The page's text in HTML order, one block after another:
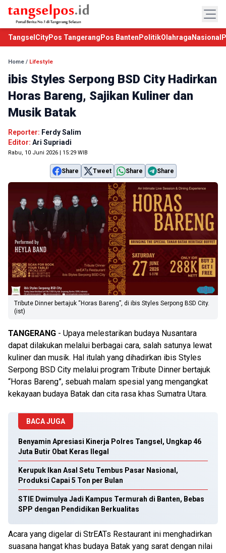
TangselCityPos Tangerang Pos Banten PolitikOlahraga Nasional
Home / Lifestyle
ibis Styles Serpong BSD City Hadirkan
Horas Bareng, Sajikan Kuliner dan
Musik Batak
Reporter: Ferdy Salim
Editor: Ari Supriadi
Rabu, 10 Juni 2026 | 15:29 WIB
Share Tweet Share Share
Tribute Dinner bertajuk “Horas Bareng”, di ibis Styles Serpong BSD City.
(ist)
TANGERANG - Upaya melestarikan budaya Nusantara
dapat dilakukan melalui berbagai cara, salah satunya lewat
kuliner dan musik. Hal itulah yang dihadirkan ibis Styles
Serpong BSD City melalui program Tribute Dinner bertajuk
“Horas Bareng”, sebuah malam spesial yang mengangkat
kekayaan budaya Batak dan cita rasa khas Sumatra Utara.
BACA JUGA
Benyamin Apresiasi Kinerja Polres Tangsel, Ungkap 46
Juta Butir Obat Keras Ilegal
Kerupuk Ikan Asal Setu Tembus Pasar Nasional,
Produksi Capai 5 Ton per Bulan
STIE Dwimulya Jadi Kampus Termurah di Banten, Bebas
SPP dengan Pendidikan Berkualitas
Acara yang digelar di StrEATs Restaurant ini menghadirkan
suasana hangat khas budaya Batak yang sarat dengan nilai